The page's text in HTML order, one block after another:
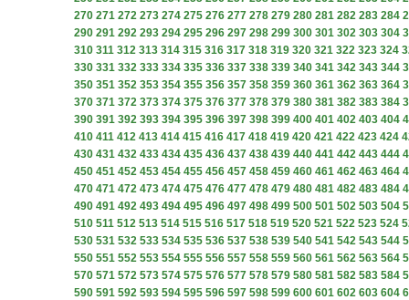
270 271 272 273 274 275 276 277 278 279 280 281 282 283 284
290 291 292 293 294 295 296 297 298 299 300 301 302 303 304
310 311 312 313 314 315 316 317 318 319 320 321 322 323 324
330 331 332 333 334 335 336 337 338 339 340 341 342 343 344
350 351 352 353 354 355 356 357 358 359 360 361 362 363 364
370 371 372 373 374 375 376 377 378 379 380 381 382 383 384
390 391 392 393 394 395 396 397 398 399 400 401 402 403 404
410 411 412 413 414 415 416 417 418 419 420 421 422 423 424
430 431 432 433 434 435 436 437 438 439 440 441 442 443 444
450 451 452 453 454 455 456 457 458 459 460 461 462 463 464
470 471 472 473 474 475 476 477 478 479 480 481 482 483 484
490 491 492 493 494 495 496 497 498 499 500 501 502 503 504
510 511 512 513 514 515 516 517 518 519 520 521 522 523 524
530 531 532 533 534 535 536 537 538 539 540 541 542 543 544
550 551 552 553 554 555 556 557 558 559 560 561 562 563 564
570 571 572 573 574 575 576 577 578 579 580 581 582 583 584
590 591 592 593 594 595 596 597 598 599 600 601 602 603 604